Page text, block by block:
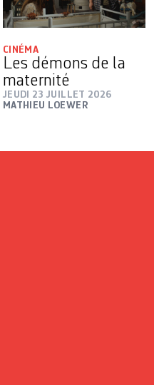
CINÉMA
Les démons de la
maternité
JEUDI 23 JUILLET 2026
MATHIEU LOEWER